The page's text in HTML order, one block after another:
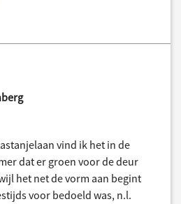
vind ik het in de
dat er groen voor de deur
het net de vorm aan begint
voor bedoeld was, n.l.